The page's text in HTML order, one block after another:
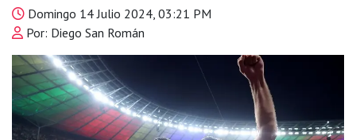
Domingo 14 Julio 2024, 03:21 PM
Por: Diego San Román